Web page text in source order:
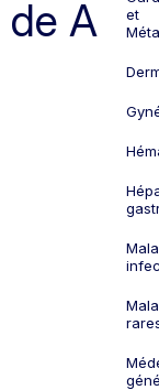
de A
et